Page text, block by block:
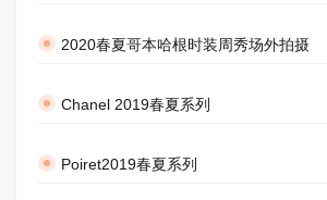
2020春夏哥本哈根时装周秀场外拍摄
Chanel 2019春夏系列
Poiret2019春夏系列